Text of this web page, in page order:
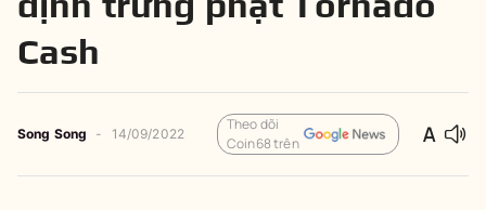
Cash
Song Song - 14/09/2022
Theo dõi
Coin68 trên